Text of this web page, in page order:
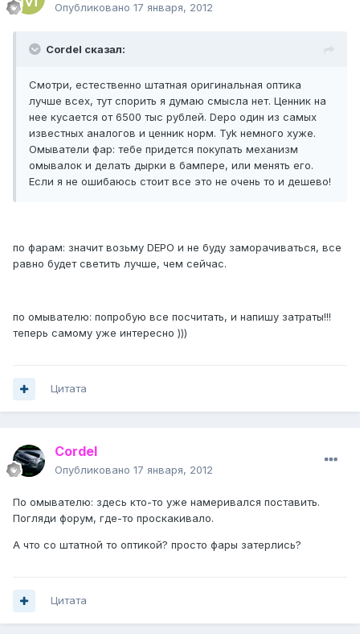
Опубликовано 17 января, 2012
Cordel сказал:
Смотри, естественно штатная оригинальная оптика
лучше всех, тут спорить я думаю смысла нет. Ценник на
нее кусается от 6500 тыс рублей. Depo один из самых
известных аналогов и ценник норм. Tyk немного хуже.
Омыватели фар: тебе придется покупать механизм
омывалок и делать дырки в бампере, или менять его.
Если я не ошибаюсь стоит все это не очень то и дешево!
по фарам: значит возьму DEPO и не буду заморачиваться, все
равно будет светить лучше, чем сейчас.
по омывателю: попробую все посчитать, и напишу затраты!!!
теперь самому уже интересно )))
Цитата
Cordel
Опубликовано 17 января, 2012
По омывателю: здесь кто-то уже намеривался поставить.
Погляди форум, где-то проскакивало.
А что со штатной то оптикой? просто фары затерлись?
Цитата